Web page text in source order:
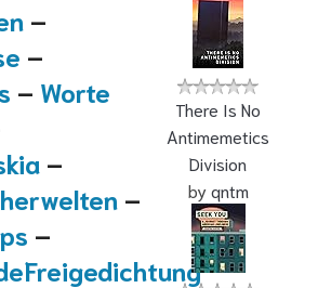
–
–
– Worte
–
–
–
There Is No
Antimemetics
Division
byqntm